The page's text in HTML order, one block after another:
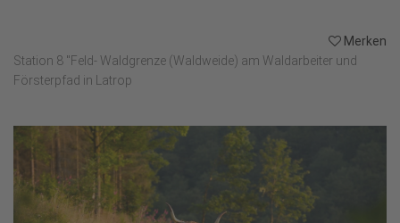
Merken
Station 8 "Feld- Waldgrenze (Waldweide) am Waldarbeiter und
Försterpfad in Latrop